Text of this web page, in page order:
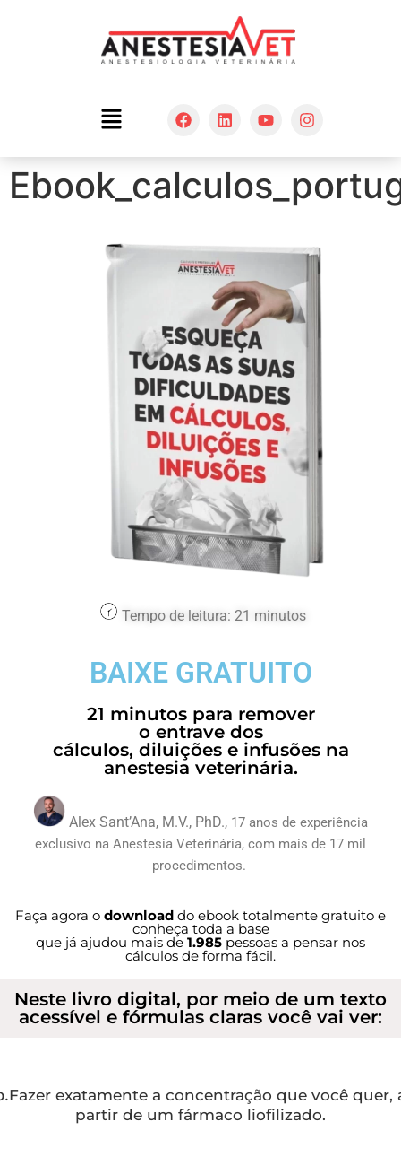
Tempo de leitura: 21 minutos
BAIXE GRATUITO
21 minutos para remover
o entrave dos
cálculos, diluições e infusões na
anestesia veterinária.
Alex Sant’Ana, M.V., PhD., 17 anos de experiência
exclusivo na Anestesia Veterinária, com mais de 17 mil
procedimentos.
Faça agora o download do ebook totalmente gratuito e
conheça toda a base
que já ajudou mais de 1.985 pessoas a pensar nos
cálculos de forma fácil.
Neste livro digital, por meio de um texto
acessível e fórmulas claras você vai ver:
Fazer exatamente a concentração que você quer,
partir de um fármaco liofilizado.